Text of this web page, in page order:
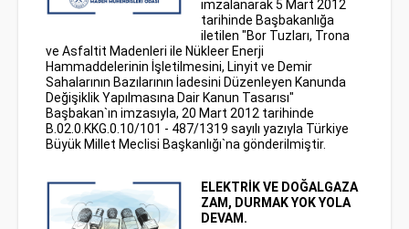
imzalanarak 5 Mart 2012
tarihinde Başbakanlığa
iletilen "Bor Tuzları, Trona
ve Asfaltit Madenleri ile Nükleer Enerji
Hammaddelerinin İşletilmesini, Linyit ve Demir
Sahalarının Bazılarının İadesini Düzenleyen Kanunda
Değişiklik Yapılmasına Dair Kanun Tasarısı"
Başbakan`ın imzasıyla, 20 Mart 2012 tarihinde
B.02.0.KKG.0.10/101 - 487/1319 sayılı yazıyla Türkiye
Büyük Millet Meclisi Başkanlığı`na gönderilmiştir.
ELEKTRİK VE DOĞALGAZA
ZAM, DURMAK YOK YOLA
DEVAM.